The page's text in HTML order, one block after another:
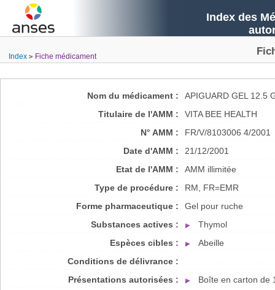
Index des
Index Fiche médicament
Nom du médicament :
APIGUARD GEL 12.5
Titulaire de l'AMM :
VITA BEE HEALTH
N° AMM :
FR/V/8103006 4/2001
Date d'AMM :
21/12/2001
Etat de l'AMM :
AMM illimitée
Type de procédure :
RM, FR=EMR
Forme pharmaceutique :
Gel pour ruche
Substances actives :
Thymol
Espèces cibles :
Abeille
Conditions de délivrance :
Présentations autorisées :
Boîte en carton de